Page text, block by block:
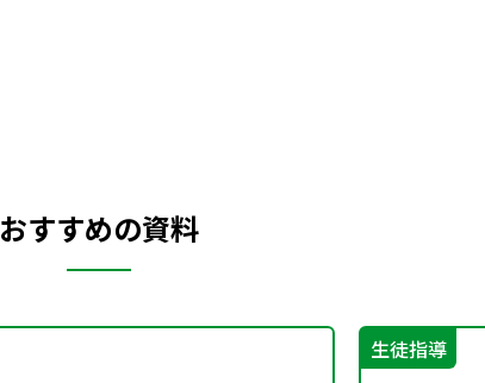
おすすめの資料
生徒指導